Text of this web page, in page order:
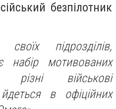
безпілотник
підрозділів,
набір мотивованих
військові
в офіційних